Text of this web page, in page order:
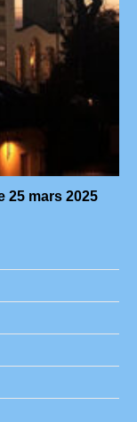
25 mars 2025